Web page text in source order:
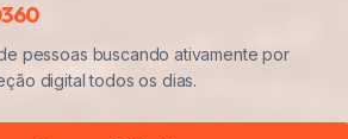
pessoas buscando ativamente por
digital todos os dias.